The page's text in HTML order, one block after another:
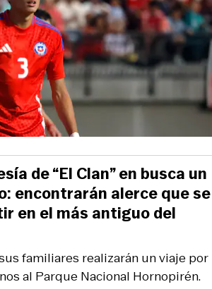
familiares realizarán un viaje por
al Parque Nacional Hornopirén.
de “El Clan” en busca un
encontrarán alerce que se
en el más antiguo del